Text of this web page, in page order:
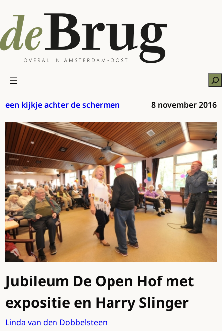
naar
de
inhoud
een kijkje achter de schermen 8 november 2016
Jubileum De Open Hof met
expositie en Harry Slinger
Linda van den Dobbelsteen